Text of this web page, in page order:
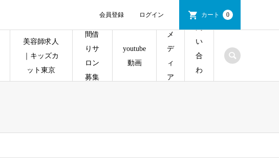
会員登録 ログイン カート 0
美容師求人
｜キッズカ
ット東京
間借
りサ
ロン
募集
youtube
動画
メ
デ
ィ
ア
い
合
わ
せ